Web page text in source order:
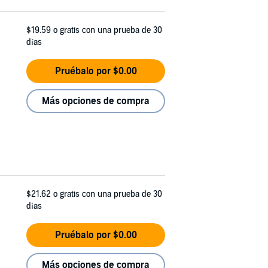
$19.59 o gratis con una prueba de 30
días
Pruébalo por $0.00
Más opciones de compra
$21.62 o gratis con una prueba de 30
días
Pruébalo por $0.00
Más opciones de compra